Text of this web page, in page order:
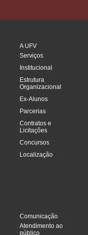
A UFV
Serviços
Institucional
Estrutura
Organizacional
Ex-Alunos
Parcerias
Contratos e
Licitações
Concursos
Localização
Comunicação
Atendimento ao
público